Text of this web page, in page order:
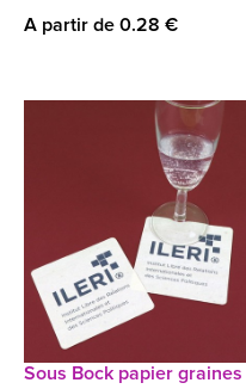
A partir de 0.28 €
Sous Bock papier graines